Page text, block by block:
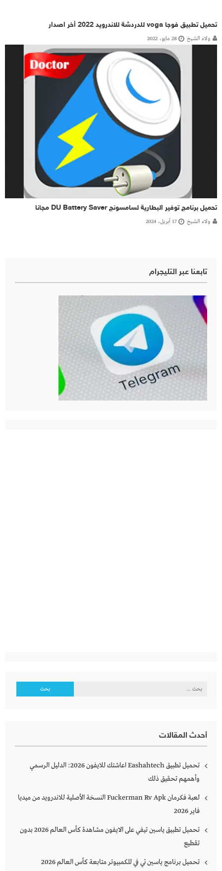
تحميل تطبيق فوجا voga للدردشة للاندرويد 2022 أخر اصدار
ولاء الشيخ 28 مايو، 2022
تحميل برنامج توفير البطارية لسامسونج DU Battery Saver مجانا
ولاء الشيخ 17 أبريل، 2024
تابعنا عبر التليجرام
البحث
أحدث المقالات
تحميل تطبيق Eashahtech اعاشتك للايفون 2026: الدليل الرسمي
وأهمهم تحقيق ذلك
لعبة فكرمان Fuckerman Rv Apk النسخة الأصلية للاندرويد من ميديا
فاير 2026
تحميل تطبيق ياسين تيفي على الايفون مشاهدة كأس العالم 2026 بدون
تقطيع
تحميل برنامج ياسين تي في للكمبيوتر متابعة كأس العالم 2026